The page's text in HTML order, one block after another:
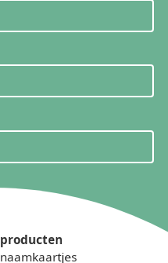
producten
naamkaartjes